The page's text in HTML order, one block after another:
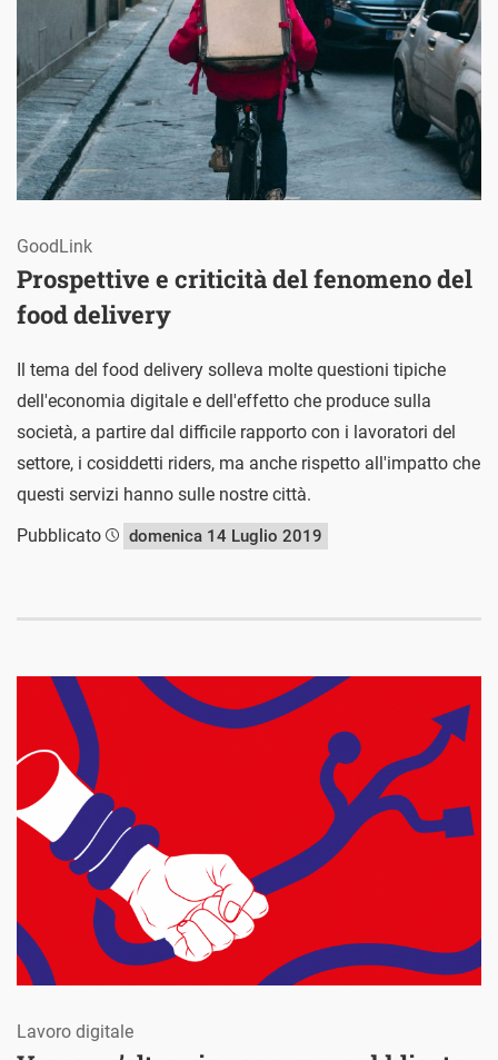
Prospettive e criticità del fenomeno del
food delivery
GoodLink
Il tema del food delivery solleva molte questioni tipiche
dell'economia digitale e dell'effetto che produce sulla
società, a partire dal difficile rapporto con i lavoratori del
settore, i cosiddetti riders, ma anche rispetto all'impatto che
questi servizi hanno sulle nostre città.
Pubblicato
domenica 14 Luglio 2019
Lavoro digitale